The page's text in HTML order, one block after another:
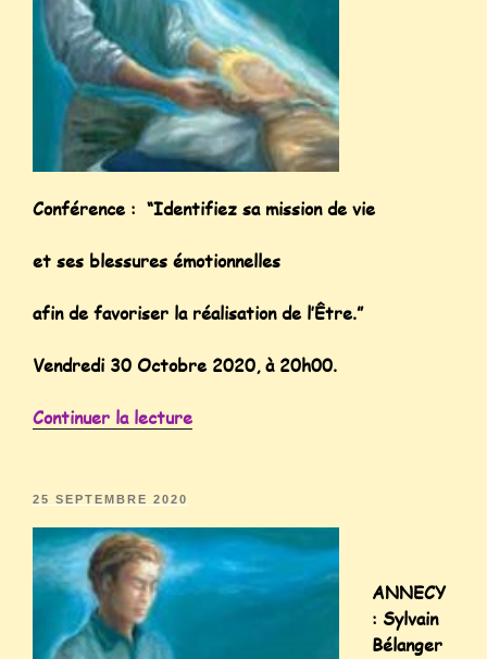
Conférence : “Identifiez sa mission de vie
et ses blessures émotionnelles
afin de favoriser la réalisation de l’Être.”
Vendredi 30 Octobre 2020, à 20h00.
Continuer la lecture
25 SEPTEMBRE 2020
ANNECY
: Sylvain
Bélanger